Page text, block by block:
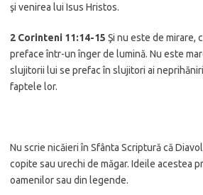
şi venirea lui Isus Hristos.
2 Corinteni 11:14-15 Şi nu este de mirare,
preface într-un înger de lumină. Nu este
slujitorii lui se prefac în slujitori ai
faptele lor.
Nu scrie nicăieri în Sfânta Scriptură că
copite sau urechi de măgar. Ideile acestea
oamenilor sau din legende.